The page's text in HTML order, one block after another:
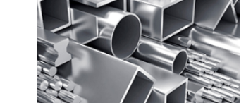
Полособульб
Полукруг
Шпунт Ларсена